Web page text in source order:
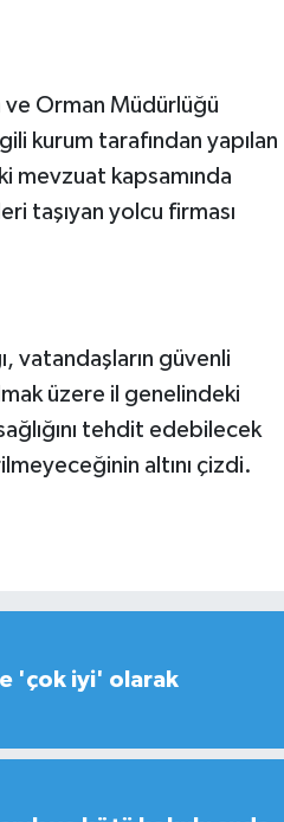
ve Orman Müdürlüğü
kurum tarafından yapılan
mevzuat kapsamında
taşıyan yolcu firması
vatandaşların güvenli
üzere il genelindeki
tehdit edebilecek
altını çizdi.
'çok iyi' olarak